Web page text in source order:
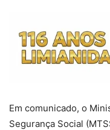
Em comunicado, o
Segurança Social